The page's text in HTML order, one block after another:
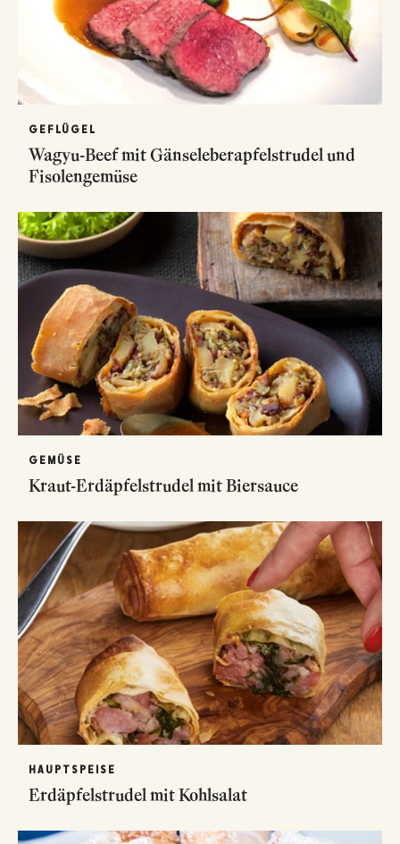
GEFLÜGEL
Wagyu-Beef mit Gänseleberapfelstrudel und
Fisolengemüse
GEMÜSE
Kraut-Erdäpfelstrudel mit Biersauce
HAUPTSPEISE
Erdäpfelstrudel mit Kohlsalat